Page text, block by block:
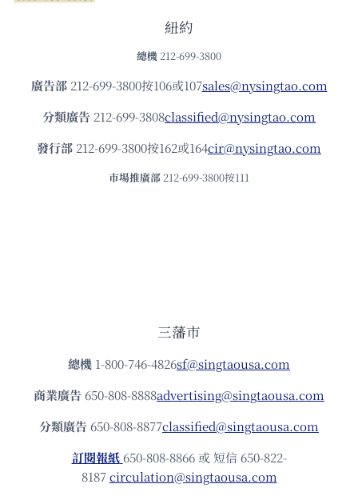
紐約
總機 212-699-3800
廣告部212-699-3800按106或107sales@nysingtao.com
分類廣告 212-699-3808classified@nysingtao.com
發⾏部 212-699-3800按162或164cir@nysingtao.com
市場推廣部 212-699-3800按111
三藩市
總機 1-800-746-4826sf@singtaousa.com
商業廣告 650-808-8888advertising@singtaousa.com
分類廣告 650-808-8877classified@singtaousa.com
訂閱報紙 650-808-8866 或 短信 650-822-
8187circulation@singtaousa.com